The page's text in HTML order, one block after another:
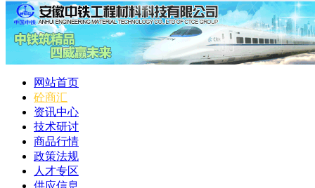
网站首页
砼商汇
资讯中心
技术研讨
商品行情
政策法规
人才专区
供应信息